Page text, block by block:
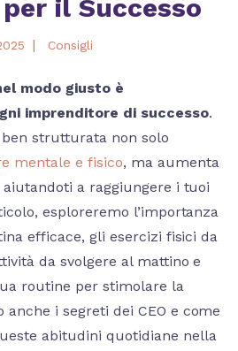
il Successo
| Consigli
modo giusto è
imprenditore di successo.
strutturata non solo
mentale e fisico, ma aumenta
a raggiungere i tuoi
esploreremo l’importanza
efficace, gli esercizi fisici da
da svolgere al mattino e
routine per stimolare la
i segreti dei CEO e come
abitudini quotidiane nella